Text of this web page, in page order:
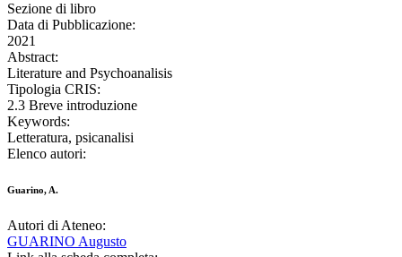
Sezione di libro
Data di Pubblicazione:
2021
Abstract:
Literature and Psychoanalisis
Tipologia CRIS:
2.3 Breve introduzione
Keywords:
Letteratura, psicanalisi
Elenco autori:
Guarino, A.
Autori di Ateneo:
GUARINO Augusto